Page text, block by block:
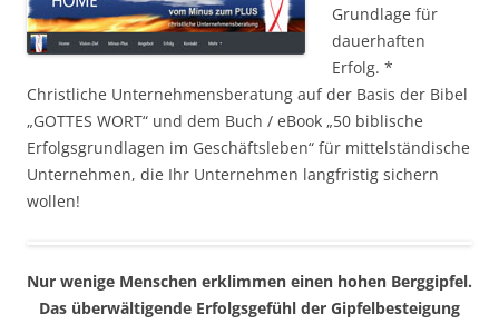
Grundlage für
dauerhaften
Erfolg. *
Christliche Unternehmensberatung auf der Basis der Bibel
„GOTTES WORT“ und dem Buch / eBook „50 biblische
Erfolgsgrundlagen im Geschäftsleben“ für mittelständische
Unternehmen, die Ihr Unternehmen langfristig sichern
wollen!
Nur wenige Menschen erklimmen einen hohen Berggipfel.
Das überwältigende Erfolgsgefühl der Gipfelbesteigung